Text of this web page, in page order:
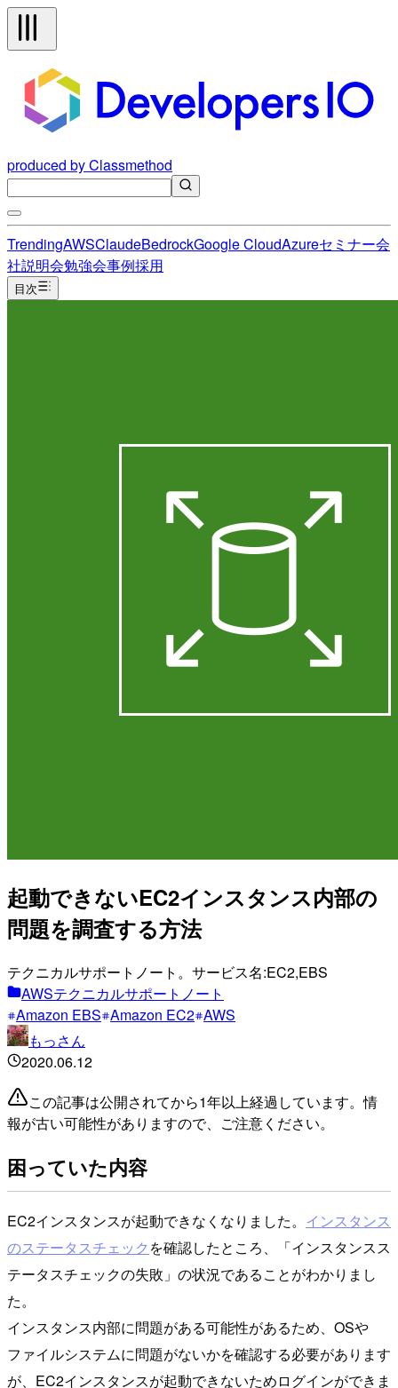
produced by Classmethod
TrendingAWSClaudeBedrockGoogle CloudAzureセミナー会
社説明会勉強会事例採用
目次
起動できないEC2インスタンス内部の
問題を調査する方法
テクニカルサポートノート。サービス名:EC2,EBS
AWSテクニカルサポートノート
Amazon EBS Amazon EC2 AWS
もっさん
2020.06.12
この記事は公開されてから1年以上経過しています。情
報が古い可能性がありますので、ご注意ください。
困っていた内容
EC2インスタンスが起動できなくなりました。 インスタンス
のステータスチェック を確認したところ、「インスタンスス
テータスチェックの失敗」の状況であることがわかりまし
た。
インスタンス内部に問題がある可能性があるため、OSや
ファイルシステムに問題がないかを確認する必要があります
が、EC2インスタンスが起動できないためログインができま